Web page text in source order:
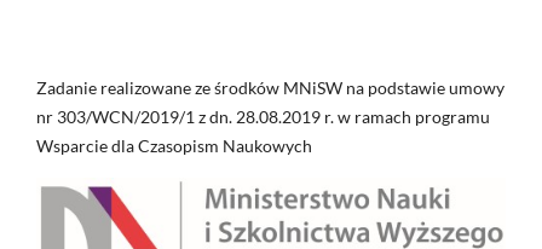
Zadanie realizowane ze środków MNiSW na podstawie umowy
nr 303/WCN/2019/1 z dn. 28.08.2019 r. w ramach programu
Wsparcie dla Czasopism Naukowych